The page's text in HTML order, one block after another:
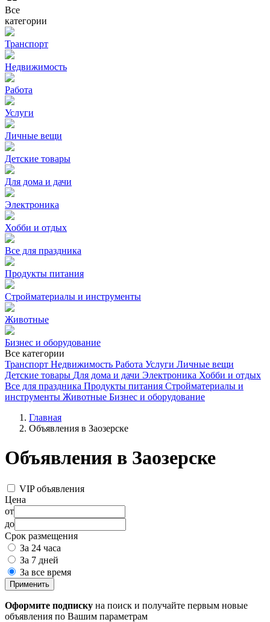
Все
категории
Транспорт
Недвижимость
Работа
Услуги
Личные вещи
Детские товары
Для дома и дачи
Электроника
Хобби и отдых
Все для праздника
Продукты питания
Стройматериалы и инструменты
Животные
Бизнес и оборудование
Все категории
Транспорт Недвижимость Работа Услуги Личные вещи
Детские товары Для дома и дачи Электроника Хобби и отдых
Все для праздника Продукты питания Стройматериалы и
инструменты Животные Бизнес и оборудование
Главная
Объявления в Заозерске
Объявления в Заозерске
VIP объявления
Цена
от
до
Срок размещения
За 24 часа
За 7 дней
За все время
Применить
Оформите подписку на поиск и получайте первым новые
объявления по Вашим параметрам